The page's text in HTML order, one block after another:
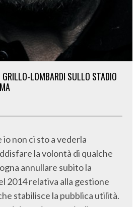
la volontà di qualche
annullare subito la
2014 relativa alla gestione
stabilisce la pubblica utilità.
capitolina